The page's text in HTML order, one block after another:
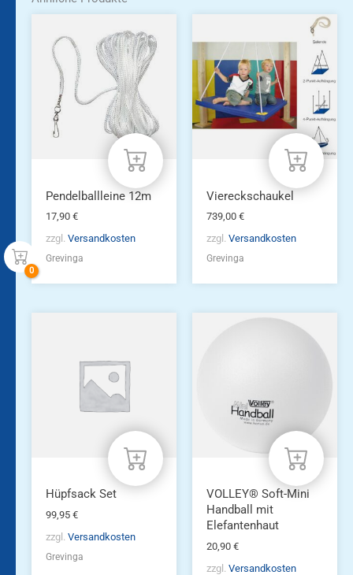
Pendelballleine 12m
17,90 €
zzgl. Versandkosten
Grevinga
Viereckschaukel
739,00 €
zzgl. Versandkosten
Grevinga
Hüpfsack Set
99,95 €
zzgl. Versandkosten
Grevinga
VOLLEY® Soft-Mini
Handball mit
Elefantenhaut
20,90 €
zzgl. Versandkosten